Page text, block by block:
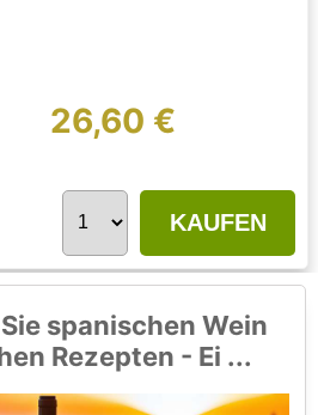
26,60 €
KAUFEN
spanischen Wein
Rezepten - Ei ...